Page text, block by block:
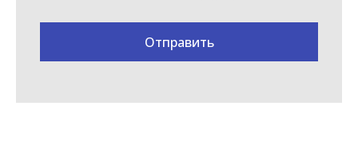
Отправить